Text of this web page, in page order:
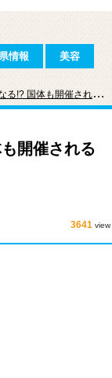
情報 美容
る!? 国体も開催される
開催される
3641 view